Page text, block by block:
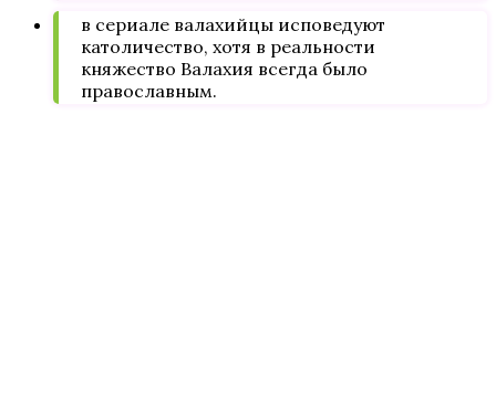
в сериале валахийцы исповедуют
католичество, хотя в реальности
княжество Валахия всегда было
православным.